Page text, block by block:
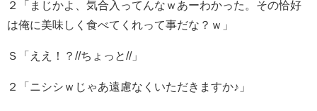
２「まじかよ、気合入ってんなｗあーわかった。その恰好
は俺に美味しく食べてくれって事だな？ｗ」
Ｓ「ええ！？//ちょっと//」
２「ニシシｗじゃあ遠慮なくいただきますか♪」